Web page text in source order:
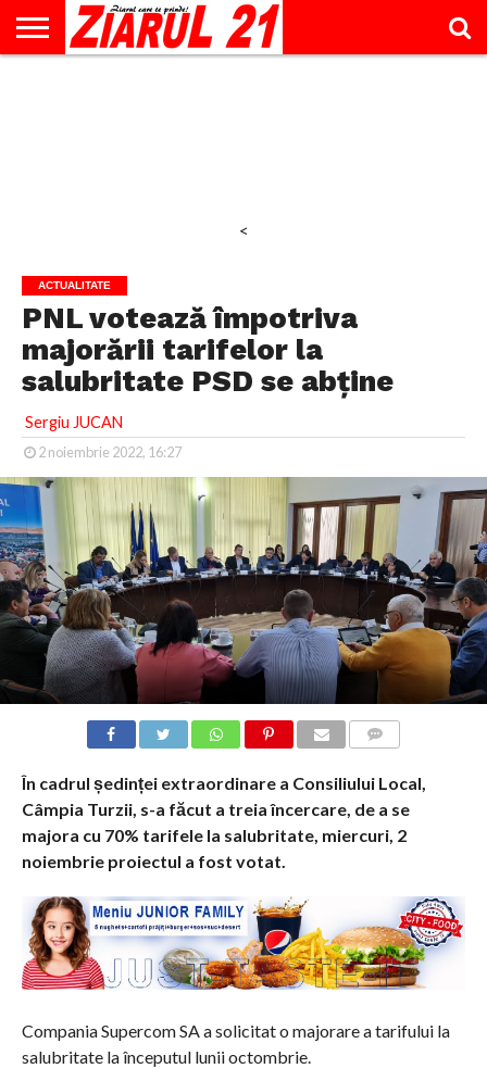
<
ACTUALITATE
PNL votează împotriva
majorării tarifelor la
salubritate PSD se abține
Sergiu JUCAN
2 noiembrie 2022, 16:27
În cadrul ședinței extraordinare a Consiliului Local,
Câmpia Turzii, s-a făcut a treia încercare, de a se
majora cu 70% tarifele la salubritate, miercuri, 2
noiembrie proiectul a fost votat.
Compania Supercom SA a solicitat o majorare a tarifului la
salubritate la începutul lunii octombrie.